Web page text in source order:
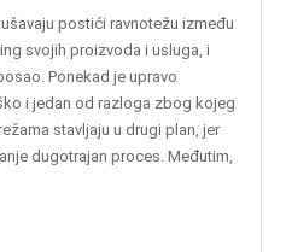
postići ravnotežu između
svojih proizvoda i usluga, i
Ponekad je upravo
i jedan od razloga zbog kojeg
stavljaju u drugi plan, jer
dugotrajan proces. Međutim,